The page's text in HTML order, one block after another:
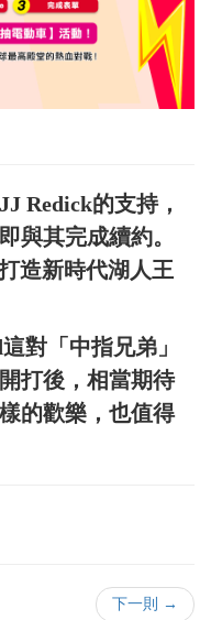
Redick的支持，
與其完成續約。
造新時代湖人王
對「中指兄弟」
打後，相當期待
的歡樂，也值得
下一則 →